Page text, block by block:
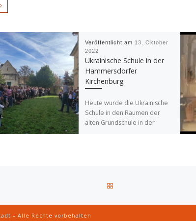
Veröffentlicht am 13. Oktober
2022
Ukrainische Schule in der
Hammersdorfer
Kirchenburg
Heute wurde die Ukrainische
Schule in den Räumen der
alten Grundschule in der
– Alle Rechte vorbehalten